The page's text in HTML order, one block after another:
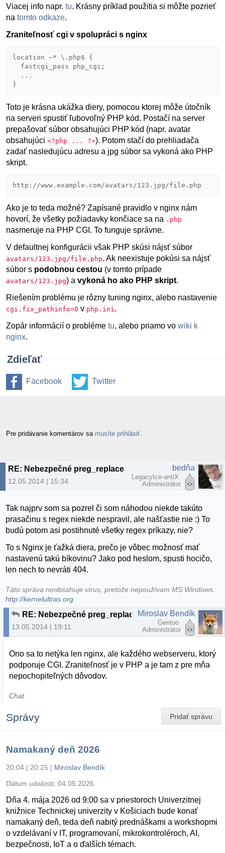
Viacej info napr. tu. Krásny príklad použitia si môžte pozrieť
na tomto odkaze.
Zraniteľnosť cgi v spolupráci s nginx
location ~* \.php$ {
  fastcgi_pass php_cgi;
  ...
}
Toto je krásna ukážka diery, pomocou ktorej môže útočník
na serveri spustiť ľubovoľný PHP kód. Postačí na server
prepašovať súbor obsahujúci PHP kód (napr. avatar
obsahujúci <?php ... ?>). Potom stačí do prehliadača
zadať nasledujúcu adresu a jpg súbor sa vykoná ako PHP
skript.
http://www.example.com/avatars/123.jpg/file.php
Ako je to teda možné? Zapísané pravidlo v nginx nám
hovorí, že všetky požiadavky končiace sa na .php
nasmeruje na PHP CGI. To funguje správne.
V defaultnej konfigurácii však PHP skúsi nájsť súbor
avatars/123.jpg/file.php. Ak neexistuje pokúsi sa nájsť
súbor s podobnou cestou (v tomto prípade
avatars/123.jpg) a vykoná ho ako PHP skript.
Riešením problému je rôzny tuning nginx, alebo nastavenie
cgi.fix_pathinfo=0 v php.ini.
Zopár informácií o probléme tu, alebo priamo vo wiki k
nginx.
Zdieľať
Facebook Twitter
Pre pridávanie komentárov sa musíte prihlásiť
12.05.2014 | 15:34
bedňa
LegacyIce-antiX
Administrátor
Tak najprv som sa pozrel či som náhodou niekde takúto
prasačinu s regex niekde nespravil, ale našťastie nie :) To
budú potom asi postihnuté všetky regex príkazy, nie?
To s Nginx je ťažká diera, prečo je vôbec možnosť mať
nastavenú takú bíkovinu? Jako pod heslom, spusti hocičo,
len nech to nevráti 404.
Táto správa neobsahuje vírus, pretože nepoužívam MS Windows.
http://kernelultras.org
RE: Nebezpečné preg_replace a zlý nebezpečný nginx
13.05.2014 | 19:11
Miroslav Bendík
Gentoo
Administrátor
Ono sa to netýka len nginx, ale každého webserveru, ktorý
podporuje CGI. Zraniteľnosť je v PHP a je tam z pre mňa
nepochopiteľných dôvodov.
Chat
Pridať správu
Správy
Namakaný deň 2026
20.04 | 20:25 | Miroslav Bendík
Dátum udalosti: 04.05.2026
Dňa 4. mája 2026 od 9:00 sa v priestoroch Univerzitnej
knižnice Technickej univerzity v Košiciach bude konať
namakaný deň, teda deň nabitý prednáškami a workshopmi
o vzdelávaní v IT, programovaní, mikrokontroléroch, AI,
bezpečnosti, IoT a o ďalších témach.